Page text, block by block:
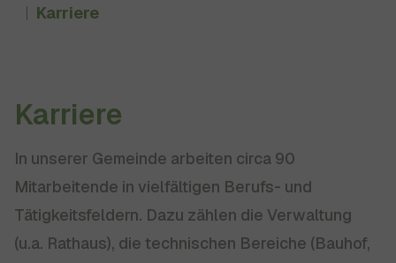
Karriere
Karriere
In unserer Gemeinde arbeiten circa 90
Mitarbeitende in vielfältigen Berufs- und
Tätigkeitsfeldern. Dazu zählen die Verwaltung
(u.a. Rathaus), die technischen Bereiche (Bauhof,